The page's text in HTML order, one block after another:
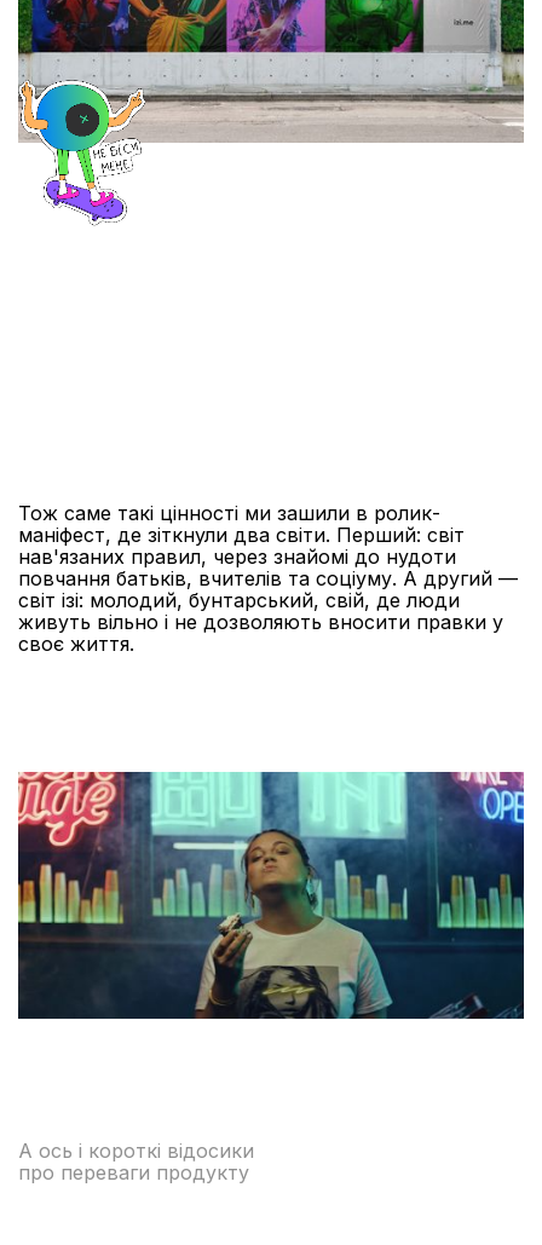
Тож саме такі цінності ми зашили в ролик-
маніфест, де зіткнули два світи. Перший: світ
нав'язаних правил, через знайомі до нудоти
повчання батьків, вчителів та соціуму. А другий —
світ ізі: молодий, бунтарський, свій, де люди
живуть вільно і не дозволяють вносити правки у
своє життя.
А ось і короткі відосики
про переваги продукту